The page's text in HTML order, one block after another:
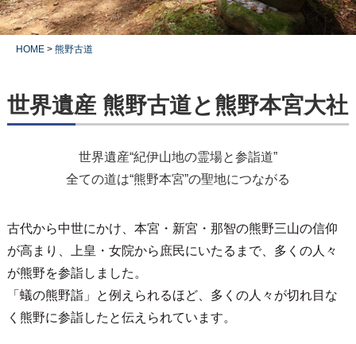
HOME > 熊野古道
世界遺産 熊野古道と熊野本宮大社
世界遺産“紀伊山地の霊場と参詣道”
全ての道は“熊野本宮”の聖地につながる
古代から中世にかけ、本宮・新宮・那智の熊野三山の信仰
が高まり、上皇・女院から庶民にいたるまで、多くの人々
が熊野を参詣しました。
「蟻の熊野詣」と例えられるほど、多くの人々が切れ目な
く熊野に参詣したと伝えられています。